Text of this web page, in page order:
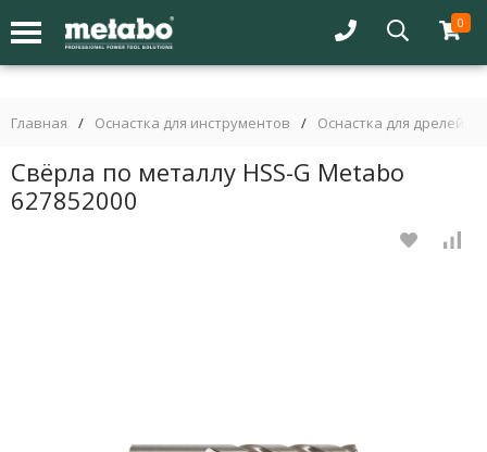
0
Главная / Оснастка для инструментов / Оснастка для дрелей
Свёрла по металлу HSS-G Metabo
627852000